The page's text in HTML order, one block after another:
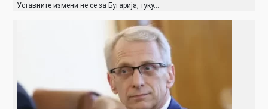
Уставните измени не се за Бугарија, туку…